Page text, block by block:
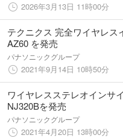
2026年3月13日 11時00分
テクニクス 完全ワイヤレス
AZ60 を発売
パナソニックグループ
2021年9月14日 10時50分
ワイヤレスステレオインサ
NJ320Bを発売
パナソニックグループ
2021年4月20日 13時00分